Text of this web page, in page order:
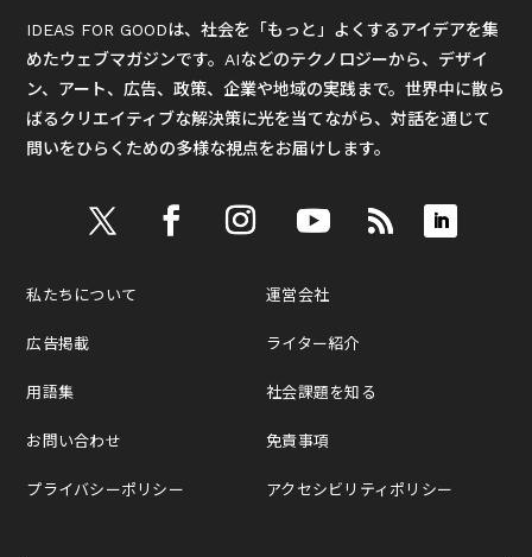
IDEAS FOR GOODは、社会を「もっと」よくするアイデアを集
めたウェブマガジンです。AIなどのテクノロジーから、デザイ
ン、アート、広告、政策、企業や地域の実践まで。世界中に散ら
ばるクリエイティブな解決策に光を当てながら、対話を通じて
問いをひらくための多様な視点をお届けします。
私たちについて
広告掲載
用語集
お問い合わせ
プライバシーポリシー
運営会社
ライター紹介
社会課題を知る
免責事項
アクセシビリティポリシー